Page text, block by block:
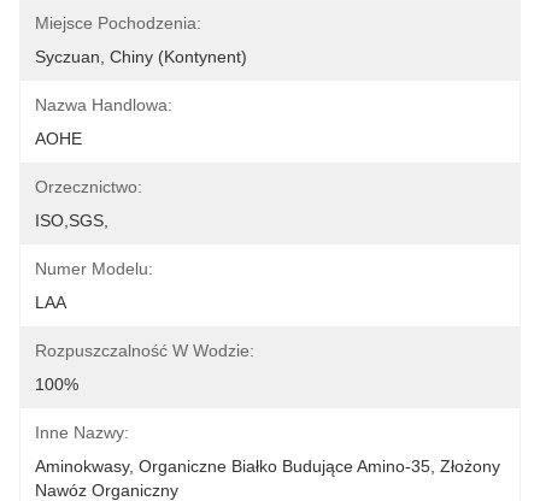
Miejsce Pochodzenia:
Syczuan, Chiny (kontynent)
Nazwa Handlowa:
AOHE
Orzecznictwo:
ISO,SGS,
Numer Modelu:
LAA
Rozpuszczalność W Wodzie:
100%
Inne Nazwy:
Aminokwasy, Organiczne Białko Budujące Amino-35, Złożony
Nawóz Organiczny